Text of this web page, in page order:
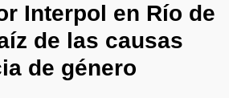
Interpol en Río de
de las causas
de género